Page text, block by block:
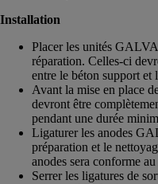
Installation
Placer les unités
réparation. Celles-ci
entre le béton support et
Avant la mise en place
devront être
pendant une durée
Ligaturer les anodes
préparation et le
anodes sera conforme
Serrer les ligatures de